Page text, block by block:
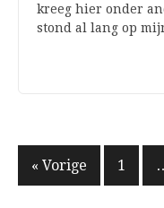
kreeg hier onder
stond al lang op
Berichten
« Vorige 1